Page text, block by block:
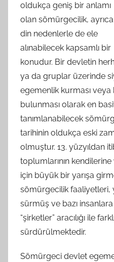
oldukça geniş bir anlamı
olan sömürgecilik, ayrıca
din nedenlerle de ele
alınabilecek kapsamlı bir
konudur. Bir devletin
ya da gruplar üzerinde
egemenlik kurması
bulunması olarak en
tanımlanabilecek
tarihinin oldukça eski
olmuştur. 13. yüzyıldan
toplumlarının
için büyük bir yarışa
sömürgecilik faaliyetleri,
sürmüş ve bazı
“şirketler” aracılığı ile
sürdürülmektedir.
Sömürgeci devlet